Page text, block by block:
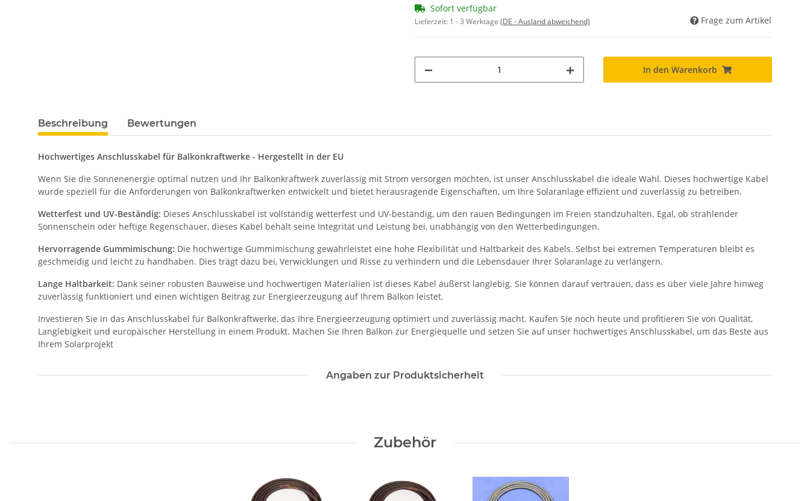
Sofort verfügbar
Lieferzeit: 1 - 3 Werktage (DE - Ausland abweichend) Frage zum Artikel
In den Warenkorb
Beschreibung Bewertungen
Hochwertiges Anschlusskabel für Balkonkraftwerke - Hergestellt in der EU
Wenn Sie die Sonnenenergie optimal nutzen und Ihr Balkonkraftwerk zuverlässig mit Strom versorgen möchten, ist unser Anschlusskabel die ideale Wahl. Dieses hochwertige Kabel
wurde speziell für die Anforderungen von Balkonkraftwerken entwickelt und bietet herausragende Eigenschaften, um Ihre Solaranlage effizient und zuverlässig zu betreiben.
Wetterfest und UV-Beständig: Dieses Anschlusskabel ist vollständig wetterfest und UV-beständig, um den rauen Bedingungen im Freien standzuhalten. Egal, ob strahlender
Sonnenschein oder heftige Regenschauer, dieses Kabel behält seine Integrität und Leistung bei, unabhängig von den Wetterbedingungen.
Hervorragende Gummimischung: Die hochwertige Gummimischung gewährleistet eine hohe Flexibilität und Haltbarkeit des Kabels. Selbst bei extremen Temperaturen bleibt es
geschmeidig und leicht zu handhaben. Dies trägt dazu bei, Verwicklungen und Risse zu verhindern und die Lebensdauer Ihrer Solaranlage zu verlängern.
Lange Haltbarkeit: Dank seiner robusten Bauweise und hochwertigen Materialien ist dieses Kabel äußerst langlebig. Sie können darauf vertrauen, dass es über viele Jahre hinweg
zuverlässig funktioniert und einen wichtigen Beitrag zur Energieerzeugung auf Ihrem Balkon leistet.
Investieren Sie in das Anschlusskabel für Balkonkraftwerke, das Ihre Energieerzeugung optimiert und zuverlässig macht. Kaufen Sie noch heute und profitieren Sie von Qualität,
Langlebigkeit und europäischer Herstellung in einem Produkt. Machen Sie Ihren Balkon zur Energiequelle und setzen Sie auf unser hochwertiges Anschlusskabel, um das Beste aus
Ihrem Solarprojekt
Angaben zur Produktsicherheit
Zubehör